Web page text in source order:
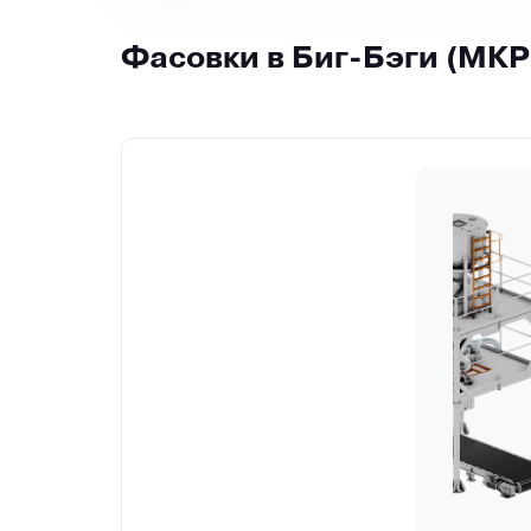
Фасовки в Биг-Бэги